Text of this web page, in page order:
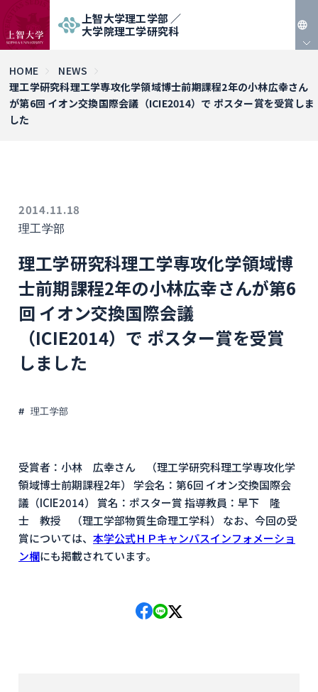
上智大学理工学部 ／
大学院理工学研究科
EN
HOME
NEWS
理工学研究科理工学専攻化学領域博士前期課程2年の小林広幸さん
が第6回 イオン交換国際会議（ICIE2014）で ポスター賞を受賞しま
した
2014.11.18
理工学部
理工学研究科理工学専攻化学領域博
士前期課程2年の小林広幸さんが第6
回 イオン交換国際会議
（ICIE2014）で ポスター賞を受賞
しました
理工学部
受賞者：小林 広幸さん （理工学研究科理工学専攻化学
領域博士前期課程2年） 学会名：第6回 イオン交換国際会
議（ICIE2014） 賞名：ポスター賞 指導教員：早下 隆
士 教授 （理工学部物質生命理工学科） なお、今回の受
賞については、 本学公式ＨＰキャンパスインフォメーショ
ン欄にも掲載されています。